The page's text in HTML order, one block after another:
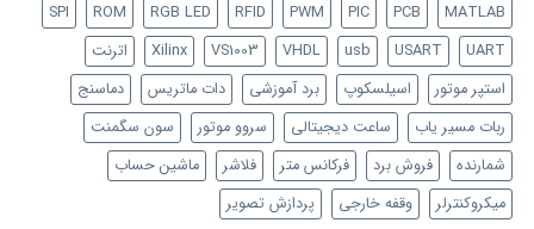
MATLAB
PCB
PIC
PWM
RFID
RGB LED
ROM
SPI
UART
USART
usb
VHDL
VS1003
Xilinx
اترنت
استپر موتور
اسیلسکوپ برد آموزشی دات ماتریس
دماسنج
ربات مسیر یاب
ساعت دیجیتالی سروو موتور
سون سگمنت
شمارنده
فروش برد فرکانس متر فلاشر
ماشین حساب
میکروکنترلر
وقفه خارجی پردازش تصویر